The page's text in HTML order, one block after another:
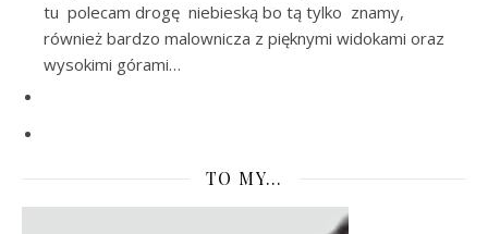
tu polecam drogę niebieską bo tą tylko znamy,
również bardzo malownicza z pięknymi widokami oraz
wysokimi górami…
TO MY…